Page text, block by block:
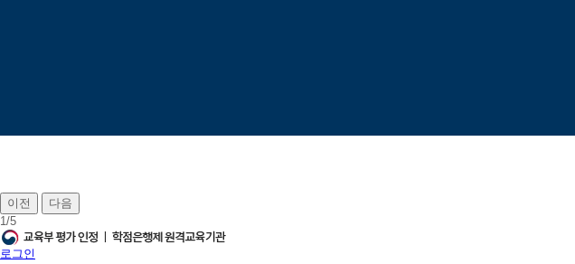
이전
다음
1/5
로그인